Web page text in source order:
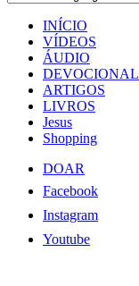
INÍCIO
VÍDEOS
ÁUDIO
DEVOCIONAL
ARTIGOS
LIVROS
Jesus
Shopping
DOAR
Facebook
Instagram
Youtube